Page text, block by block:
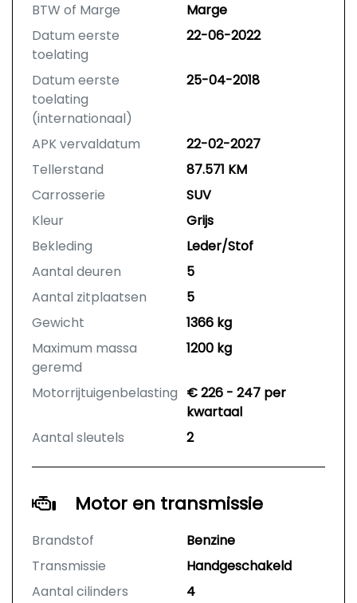
BTW of Marge
Marge
Datum eerste
toelating
22-06-2022
Datum eerste
toelating
(internationaal)
25-04-2018
APK vervaldatum
22-02-2027
Tellerstand
87.571 KM
Carrosserie
SUV
Kleur
Grijs
Bekleding
Leder/Stof
Aantal deuren
5
Aantal zitplaatsen
5
Gewicht
1366 kg
Maximum massa
geremd
1200 kg
Motorrijtuigenbelasting € 226 - 247 per
kwartaal
Aantal sleutels
2
Motor en transmissie
Brandstof
Benzine
Transmissie
Handgeschakeld
Aantal cilinders
4